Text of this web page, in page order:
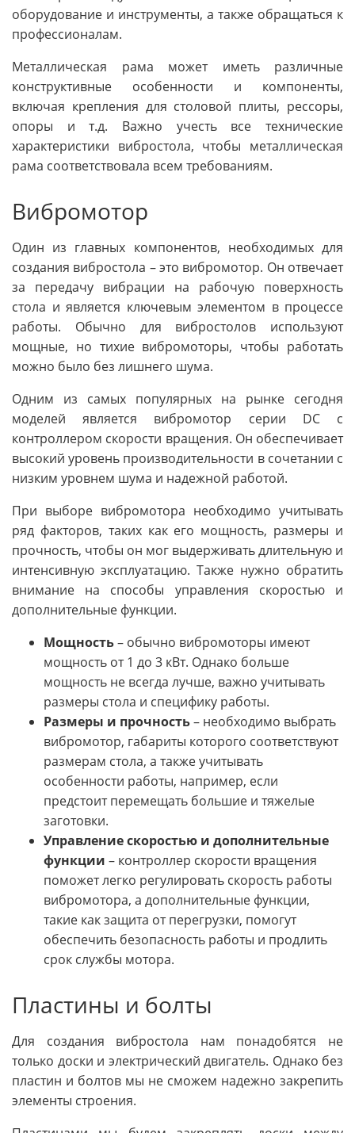
оборудование и инструменты, а также обращаться к
профессионалам.
Металлическая рама может иметь различные
конструктивные особенности и компоненты,
включая крепления для столовой плиты, рессоры,
опоры и т.д. Важно учесть все технические
характеристики вибростола, чтобы металлическая
рама соответствовала всем требованиям.
Вибромотор
Один из главных компонентов, необходимых для
создания вибростола – это вибромотор. Он отвечает
за передачу вибрации на рабочую поверхность
стола и является ключевым элементом в процессе
работы. Обычно для вибростолов используют
мощные, но тихие вибромоторы, чтобы работать
можно было без лишнего шума.
Одним из самых популярных на рынке сегодня
моделей является вибромотор серии DC с
контроллером скорости вращения. Он обеспечивает
высокий уровень производительности в сочетании с
низким уровнем шума и надежной работой.
При выборе вибромотора необходимо учитывать
ряд факторов, таких как его мощность, размеры и
прочность, чтобы он мог выдерживать длительную и
интенсивную эксплуатацию. Также нужно обратить
внимание на способы управления скоростью и
дополнительные функции.
Мощность– обычно вибромоторы имеют
мощность от 1 до 3 кВт. Однако больше
мощность не всегда лучше, важно учитывать
размеры стола и специфику работы.
Размеры и прочность– необходимо выбрать
вибромотор, габариты которого соответствуют
размерам стола, а также учитывать
особенности работы, например, если
предстоит перемещать большие и тяжелые
заготовки.
Управление скоростью и дополнительные
функции – контроллер скорости вращения
поможет легко регулировать скорость работы
вибромотора, а дополнительные функции,
такие как защита от перегрузки, помогут
обеспечить безопасность работы и продлить
срок службы мотора.
Пластины и болты
Для создания вибростола нам понадобятся не
только доски и электрический двигатель. Однако без
пластин и болтов мы не сможем надежно закрепить
элементы строения.